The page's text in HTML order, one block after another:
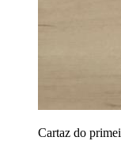
Cartaz do